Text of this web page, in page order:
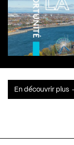
En découvrir plus